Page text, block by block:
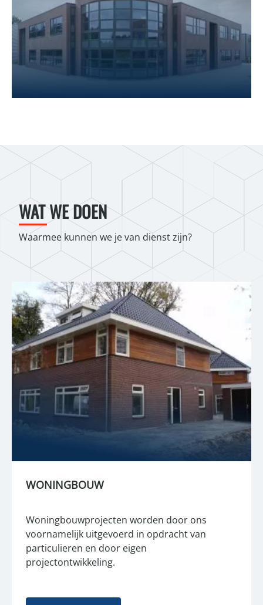
WAT WE DOEN
Waarmee kunnen we je van dienst zijn?
WONINGBOUW
Woningbouwprojecten worden door ons
voornamelijk uitgevoerd in opdracht van
particulieren en door eigen
projectontwikkeling.